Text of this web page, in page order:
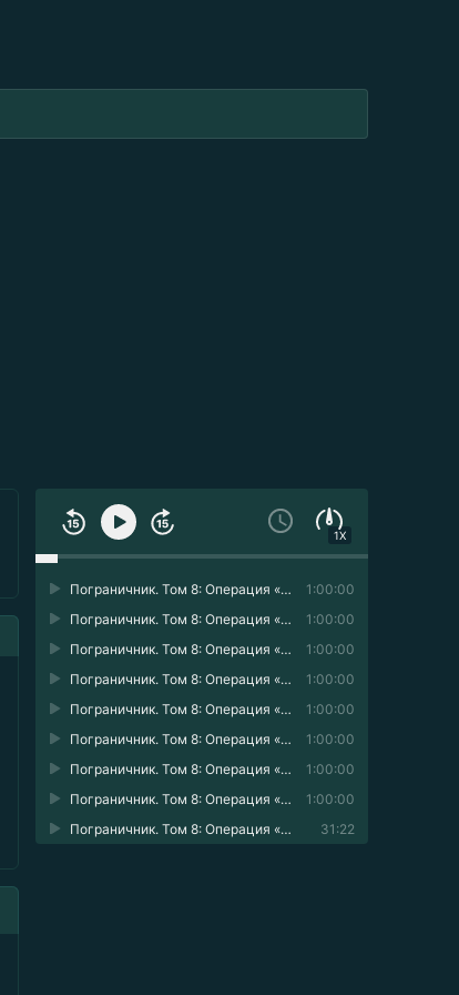
1X
1:00:00
Пограничник. Том 8: Операция «Ловец Теней» 01
1:00:00
Пограничник. Том 8: Операция «Ловец Теней» 02
1:00:00
Пограничник. Том 8: Операция «Ловец Теней» 03
1:00:00
Пограничник. Том 8: Операция «Ловец Теней» 04
1:00:00
Пограничник. Том 8: Операция «Ловец Теней» 05
1:00:00
Пограничник. Том 8: Операция «Ловец Теней» 06
1:00:00
Пограничник. Том 8: Операция «Ловец Теней» 07
1:00:00
Пограничник. Том 8: Операция «Ловец Теней» 08
31:22
Пограничник. Том 8: Операция «Ловец Теней» 09